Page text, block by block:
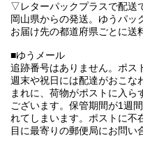
▽レターパックプラスで配送
岡山県からの発送。ゆうパッ
お届け先の都道府県ごとに送
■ゆうメール
追跡番号はありません。ポス
週末や祝日には配達がおこな
まれに、荷物がポストに入ら
ございます。保管期間が1週
れてしまいます。ポストに不
目に最寄りの郵便局にお問い